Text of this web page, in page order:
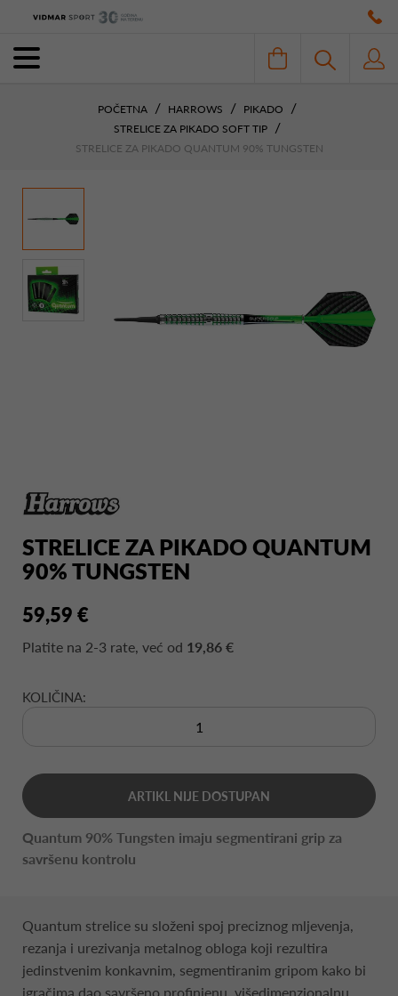
POČETNA HARROWS
PIKADO
STRELICE ZA PIKADO SOFT TIP
STRELICE ZA PIKADO QUANTUM 90% TUNGSTEN
STRELICE ZA PIKADO QUANTUM
90% TUNGSTEN
59,59 €
Platite na 2-3 rate, već od 19,86 €
KOLIČINA:
ARTIKL NIJE DOSTUPAN
Quantum 90% Tungsten imaju segmentirani grip za
savršenu kontrolu
Quantum strelice su složeni spoj preciznog mljevenja,
rezanja i urezivanja metalnog obloga koji rezultira
jedinstvenim konkavnim, segmentiranim gripom kako bi
igračima dao savršeno profinjenu, višedimenzionalnu